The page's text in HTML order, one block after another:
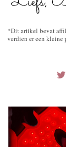
*Dit artikel bevat
verdien er een kleine